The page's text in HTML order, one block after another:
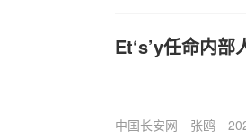
Et‘s’y任命内
中国长安网 张鸥